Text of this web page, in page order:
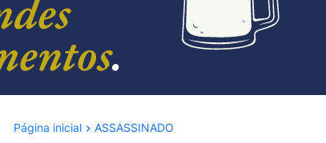
Página inicial ASSASSINADO